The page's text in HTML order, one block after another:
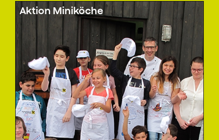
Aktion Miniköche